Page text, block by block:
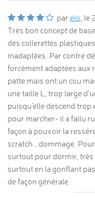
par elo, le
Très bon concept de
des collerettes
inadaptées. Par contre
forcément adaptées aux
patte mais ont un cou
une taille L, trop large
puisqu'elle descend trop
pour marcher- il a fallu
façon à pouvoir la
scratch...dommage.
surtout pour dormir,
surtout en la gonflant
de façon générale.